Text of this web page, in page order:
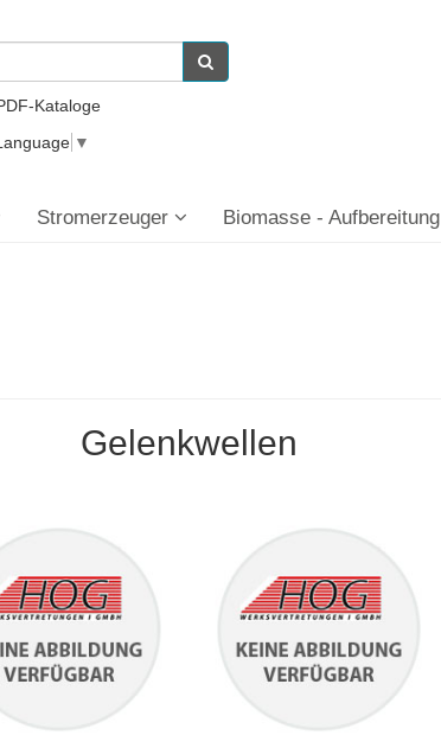
Kataloge
▼
Stromerzeuger Biomasse - Aufbereitung
Gelenkwellen